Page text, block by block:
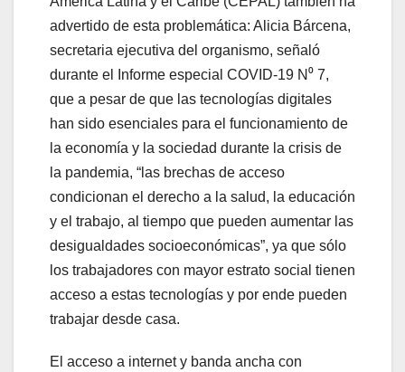
advertido de esta problemática: Alicia Bárcena,
secretaria ejecutiva del organismo, señaló
durante el Informe especial COVID-19 N⁰ 7,
que a pesar de que las tecnologías digitales
han sido esenciales para el funcionamiento de
la economía y la sociedad durante la crisis de
la pandemia, “las brechas de acceso
condicionan el derecho a la salud, la educación
y el trabajo, al tiempo que pueden aumentar las
desigualdades socioeconómicas”, ya que sólo
los trabajadores con mayor estrato social tienen
acceso a estas tecnologías y por ende pueden
trabajar desde casa.
El acceso a internet y banda ancha con